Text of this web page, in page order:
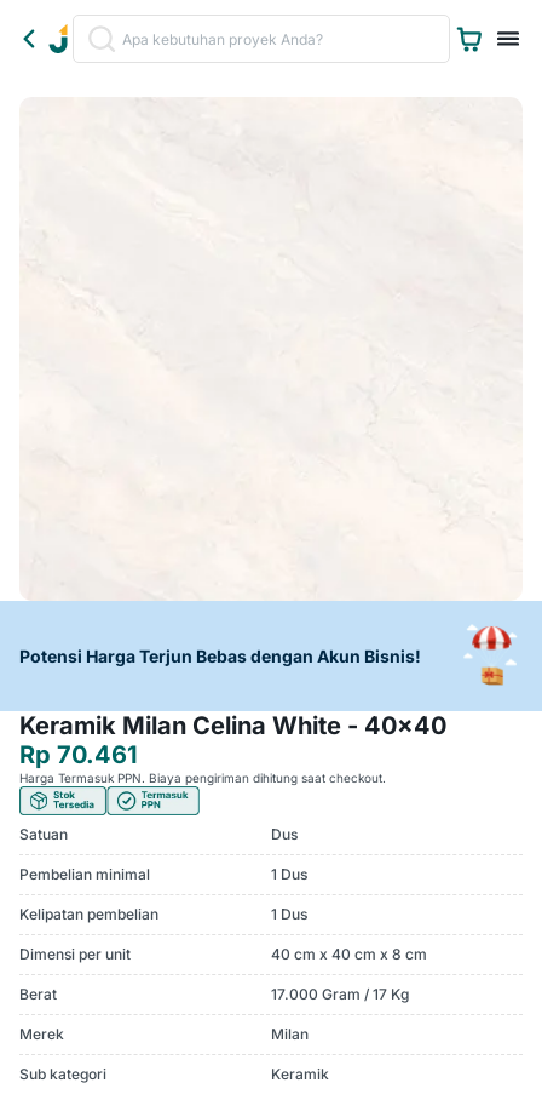
Potensi Harga Terjun Bebas dengan Akun Bisnis!
Keramik Milan Celina White - 40x40
Rp 70.461
Harga Termasuk PPN. Biaya pengiriman dihitung saat checkout.
Satuan Dus
Pembelian minimal 1 Dus
Kelipatan pembelian 1 Dus
Dimensi per unit 40 cm x 40 cm x 8 cm
Berat 17.000 Gram / 17 Kg
Merek Milan
Sub kategori
Keramik